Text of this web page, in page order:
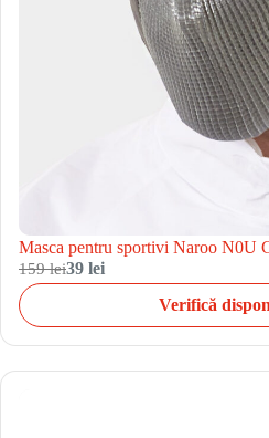
Masca pentru sportivi Naroo N0U
159 lei39 lei
Verifică